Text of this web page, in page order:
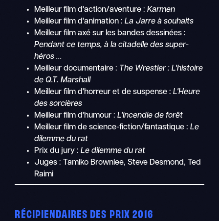
Meilleur film d'action/aventure :Karmen
Meilleur film d'animation :La Jarre à souhaits
Meilleur film axé sur les bandes dessinées :
Pendant ce temps, à la citadelle des super-
héros ...
Meilleur documentaire : The Wrestler : L'histoire
de Q.T. Marshall
Meilleur film d'horreur et de suspense :L'Heure
des sorcières
Meilleur film d'humour :L'incendie de forêt
Meilleur film de science-fiction/fantastique :Le
dilemme du rat
Prix du jury :Le dilemme du rat
Juges : Tamiko Brownlee, Steve Desmond,
Ted
Raimi
RÉCIPIENDAIRES DES PRIX 2016